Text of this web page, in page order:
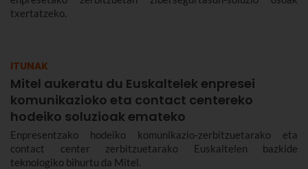
txertatzeko.
ITUNAK
Mitel aukeratu du Euskaltelek enpresei
komunikazioko eta contact centereko
hodeiko soluzioak emateko
Enpresentzako hodeiko komunikazio-zerbitzuetarako eta
contact center zerbitzuetarako Euskaltelen bazkide
teknologiko bihurtu da Mitel.